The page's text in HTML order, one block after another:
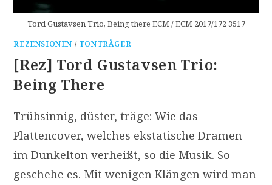
Tord Gustavsen Trio, Being there ECM / ECM 2017/172 3517
REZENSIONEN / TONTRÄGER
[Rez] Tord Gustavsen Trio:
Being There
Trübsinnig, düster, träge: Wie das
Plattencover, welches ekstatische Dramen
im Dunkelton verheißt, so die Musik. So
geschehe es. Mit wenigen Klängen wird man